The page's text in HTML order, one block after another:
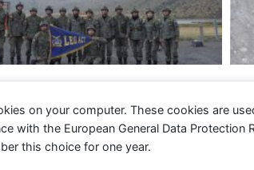
on your computer. These cookies are
with the European General Data
this choice for one year.